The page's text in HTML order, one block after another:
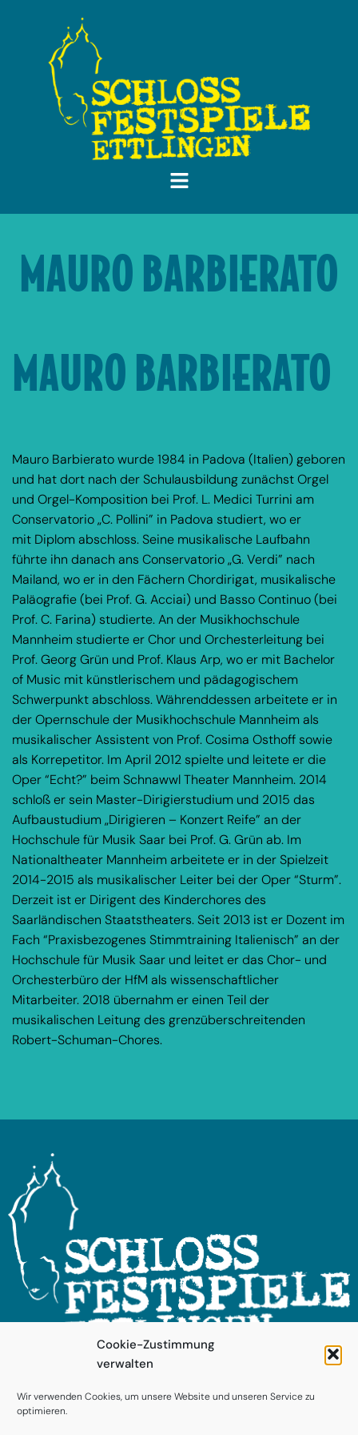
Cookie-Zustimmung
verwalten
Wir verwenden Cookies, um unsere Website und unseren Service zu
optimieren.
MAURO BARBIERATO
MAURO BARBIERATO
Mauro Barbierato wurde 1984 in Padova (Italien) geboren
und hat dort nach der Schulausbildung zunächst Orgel
und Orgel-Komposition bei Prof. L. Medici Turrini am
Conservatorio „C. Pollini” in Padova studiert, wo er
mit Diplom abschloss. Seine musikalische Laufbahn
führte ihn danach ans Conservatorio „G. Verdi” nach
Mailand, wo er in den Fächern Chordirigat, musikalische
Paläografie (bei Prof. G. Acciai) und Basso Continuo (bei
Prof. C. Farina) studierte. An der Musikhochschule
Mannheim studierte er Chor und Orchesterleitung bei
Prof. Georg Grün und Prof. Klaus Arp, wo er mit Bachelor
of Music mit künstlerischem und pädagogischem
Schwerpunkt abschloss. Währenddessen arbeitete er in
der Opernschule der Musikhochschule Mannheim als
musikalischer Assistent von Prof. Cosima Osthoff sowie
als Korrepetitor. Im April 2012 spielte und leitete er die
Oper “Echt?” beim Schnawwl Theater Mannheim. 2014
schloß er sein Master-Dirigierstudium und 2015 das
Aufbaustudium „Dirigieren – Konzert Reife” an der
Hochschule für Musik Saar bei Prof. G. Grün ab. Im
Nationaltheater Mannheim arbeitete er in der Spielzeit
2014-2015 als musikalischer Leiter bei der Oper “Sturm”.
Derzeit ist er Dirigent des Kinderchores des
Saarländischen Staatstheaters. Seit 2013 ist er Dozent im
Fach “Praxisbezogenes Stimmtraining Italienisch” an der
Hochschule für Musik Saar und leitet er das Chor- und
Orchesterbüro der HfM als wissenschaftlicher
Mitarbeiter. 2018 übernahm er einen Teil der
musikalischen Leitung des grenzüberschreitenden
Robert-Schuman-Chores.
FOLGEN SIE UNS!